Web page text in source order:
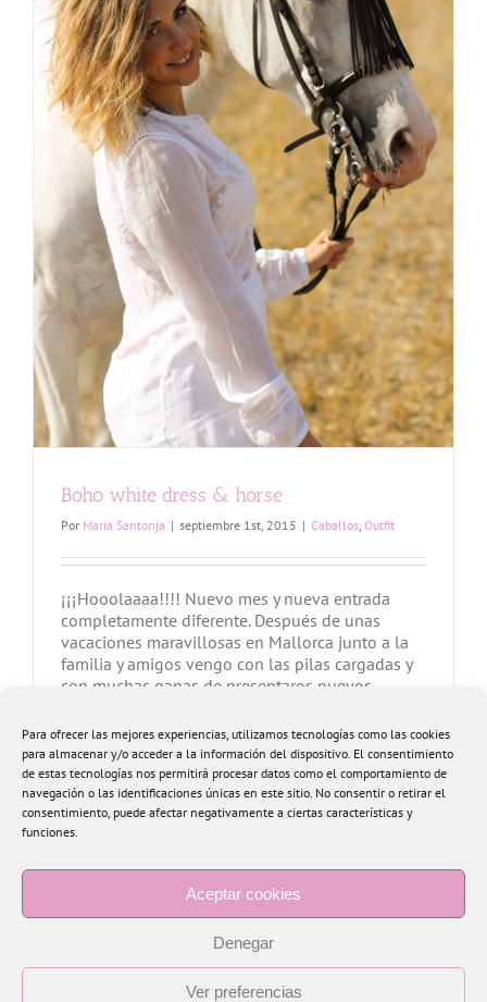
Para ofrecer las mejores experiencias, utilizamos tecnologías como las cookies
para almacenar y/o acceder a la información del dispositivo. El consentimiento
de estas tecnologías nos permitirá procesar datos como el comportamiento de
navegación o las identificaciones únicas en este sitio. No consentir o retirar el
consentimiento, puede afectar negativamente a ciertas características y
funciones.
Aceptar cookies
Denegar
Ver preferencias
Boho white dress & horse
Por Maria Santonja | septiembre 1st, 2015 | Caballos Outfit
¡¡¡Hooolaaaa!!!! Nuevo mes y nueva entrada
completamente diferente. Después de unas
vacaciones maravillosas en Mallorca junto a la
familia y amigos vengo con las pilas cargadas y
con muchas ganas de presentaros nuevos
que nos queda es que los niños empiecen el
colegio y la rutina [...]
Más información 0